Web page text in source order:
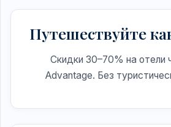
Путешествуйте
Скидки 30–70% на отели
Advantage. Без